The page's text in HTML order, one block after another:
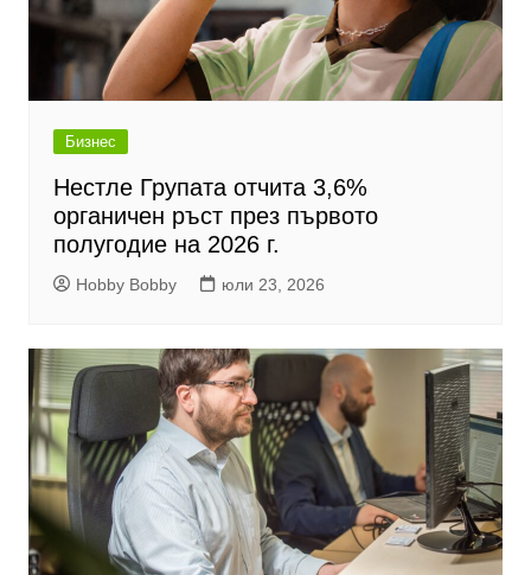
Бизнес
Нестле Групата отчита 3,6%
органичен ръст през първото
полугодие на 2026 г.
Hobby Bobby юли 23, 2026